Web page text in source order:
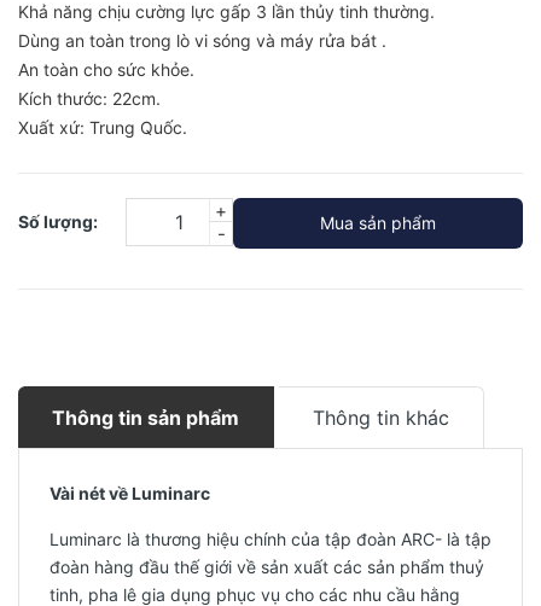
Khả năng chịu cường lực gấp 3 lần thủy tinh thường.
Dùng an toàn trong lò vi sóng và máy rửa bát .
An toàn cho sức khỏe.
Kích thước: 22cm.
Xuất xứ: Trung Quốc.
Số lượng:
-
+
Mua sản phẩm
Thông tin sản phẩm Thông tin khác
Vài nét về Luminarc
Luminarc là thương hiệu chính của tập đoàn ARC- là tập
đoàn hàng đầu thế giới về sản xuất các sản phẩm thuỷ
tinh, pha lê gia dụng phục vụ cho các nhu cầu hằng